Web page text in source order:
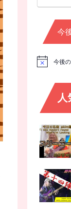
今
N
今後